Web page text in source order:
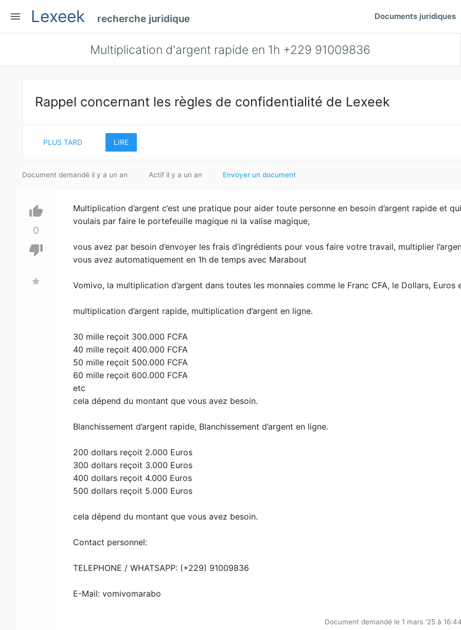
menu Lexeek recherche juridique Documents juridiques
Multiplication d'argent rapide en 1h +229 91009836
Rappel concernant les règles de confidentialité de Lexeek
PLUS TARD LIRE
Document demandé il y a un an Actif il y a un an Envoyer un document
thumb_up
0
thumb_down
star
Multiplication d’argent c’est une pratique pour aider toute personne en besoin d’argent rapide et
voulais par faire le portefeuille magique ni la valise magique,
vous avez par besoin d’envoyer les frais d’ingrédients pour vous faire votre travail, multiplier
vous avez automatiquement en 1h de temps avec Marabout
Vomivo, la multiplication d’argent dans toutes les monnaies comme le Franc CFA, le Dollars, Euros
multiplication d’argent rapide, multiplication d’argent en ligne.
30 mille reçoit 300.000 FCFA
40 mille reçoit 400.000 FCFA
50 mille reçoit 500.000 FCFA
60 mille reçoit 600.000 FCFA
etc
cela dépend du montant que vous avez besoin.
Blanchissement d’argent rapide, Blanchissement d’argent en ligne.
200 dollars reçoit 2.000 Euros
300 dollars reçoit 3.000 Euros
400 dollars reçoit 4.000 Euros
500 dollars reçoit 5.000 Euros
cela dépend du montant que vous avez besoin.
Contact personnel:
TELEPHONE / WHATSAPP: (+229) 91009836
E-Mail: vomivomarabo
Document demandé le 1 mars '25 à 16:44